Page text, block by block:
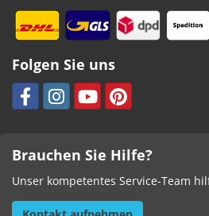
Folgen Sie uns
Brauchen Sie Hilfe?
Unser kompetentes Service-Team